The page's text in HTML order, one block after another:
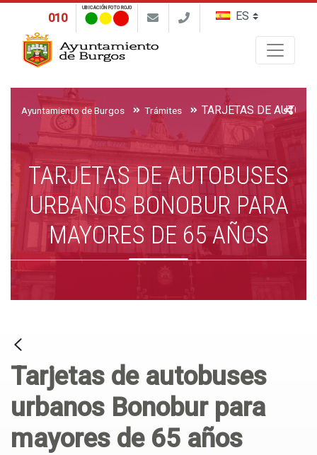
010
UBICACIÓN FOTO ROJO
Ayuntamiento de Burgos Trámites
TARJETAS DE AUTOBUSES
URBANOS BONOBUR PARA
MAYORES DE 65 AÑOS
Tarjetas de autobuses
urbanos Bonobur para
mayores de 65 años